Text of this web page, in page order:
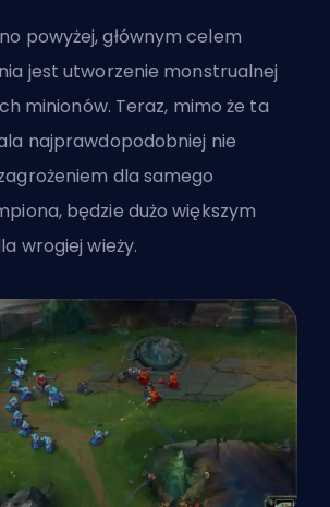
powyżej, głównym celem
jest utworzenie monstrualnej
minionów. Teraz, mimo że ta
najprawdopodobniej nie
dla samego
będzie dużo większym
wrogiej wieży.